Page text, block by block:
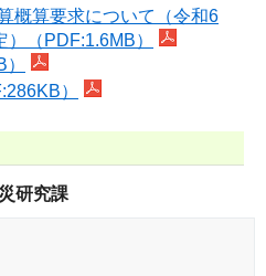
概算要求について（令和6
（PDF:1.6MB）
）
研究課